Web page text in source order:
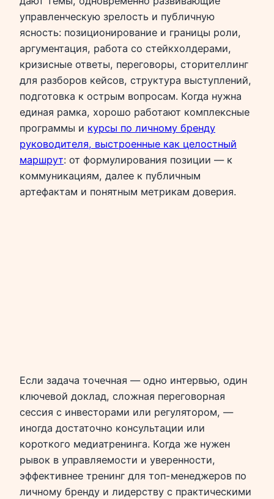
управленческую зрелость и публичную
ясность: позиционирование и границы роли,
аргументация, работа со стейкхолдерами,
кризисные ответы, переговоры, сторителлинг
для разборов кейсов, структура выступлений,
подготовка к острым вопросам. Когда нужна
единая рамка, хорошо работают комплексные
программы и курсы по личному бренду
руководителя, выстроенные как целостный
маршрут: от формулирования позиции — к
коммуникациям, далее к публичным
артефактам и понятным метрикам доверия.
Если задача точечная — одно интервью, один
ключевой доклад, сложная переговорная
сессия с инвесторами или регулятором, —
иногда достаточно консультации или
короткого медиатренинга. Когда же нужен
рывок в управляемости и уверенности,
эффективнее тренинг для топ-менеджеров по
личному бренду и лидерству с практическими